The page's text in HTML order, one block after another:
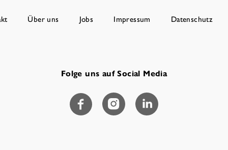
Über uns Jobs Impressum Datenschutz
Folge uns auf Social Media